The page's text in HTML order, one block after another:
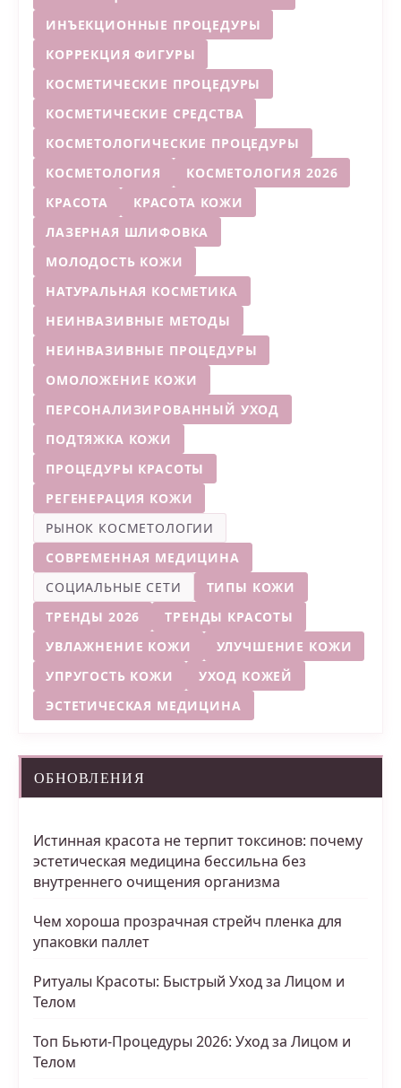
ИНЪЕКЦИОННЫЕ ПРОЦЕДУРЫ
КОРРЕКЦИЯ ФИГУРЫ
КОСМЕТИЧЕСКИЕ ПРОЦЕДУРЫ
КОСМЕТИЧЕСКИЕ СРЕДСТВА
КОСМЕТОЛОГИЧЕСКИЕ ПРОЦЕДУРЫ
КОСМЕТОЛОГИЯ
КОСМЕТОЛОГИЯ 2026
КРАСОТА
КРАСОТА КОЖИ
ЛАЗЕРНАЯ ШЛИФОВКА
МОЛОДОСТЬ КОЖИ
НАТУРАЛЬНАЯ КОСМЕТИКА
НЕИНВАЗИВНЫЕ МЕТОДЫ
НЕИНВАЗИВНЫЕ ПРОЦЕДУРЫ
ОМОЛОЖЕНИЕ КОЖИ
ПЕРСОНАЛИЗИРОВАННЫЙ УХОД
ПОДТЯЖКА КОЖИ
ПРОЦЕДУРЫ КРАСОТЫ
РЕГЕНЕРАЦИЯ КОЖИ
РЫНОК КОСМЕТОЛОГИИ
СОВРЕМЕННАЯ МЕДИЦИНА
СОЦИАЛЬНЫЕ СЕТИ
ТИПЫ КОЖИ
ТРЕНДЫ 2026
ТРЕНДЫ КРАСОТЫ
УВЛАЖНЕНИЕ КОЖИ
УЛУЧШЕНИЕ КОЖИ
УПРУГОСТЬ КОЖИ
УХОД КОЖЕЙ
ЭСТЕТИЧЕСКАЯ МЕДИЦИНА
ОБНОВЛЕНИЯ
Истинная красота не терпит токсинов: почему
эстетическая медицина бессильна без
внутреннего очищения организма
Чем хороша прозрачная стрейч пленка для
упаковки паллет
Ритуалы Красоты: Быстрый Уход за Лицом и
Телом
Топ Бьюти-Процедуры 2026: Уход за Лицом и
Телом